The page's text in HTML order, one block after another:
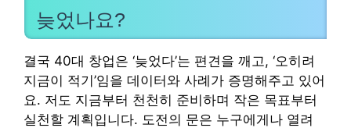
늦었나요?
결국 40대 창업은 ‘늦었다’는 편견을 깨고, ‘오히려
지금이 적기’임을 데이터와 사례가 증명해주고 있어
요. 저도 지금부터 천천히 준비하며 작은 목표부터
실천할 계획입니다. 도전의 문은 누구에게나 열려